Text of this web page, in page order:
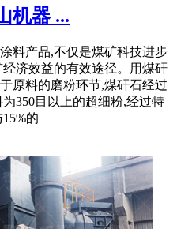
机器 ...
料产品,不仅是煤矿科技进步
济效益的有效途径。用煤矸
原料的磨粉环节,煤矸石经过
350目以上的超细粉,经过特
的